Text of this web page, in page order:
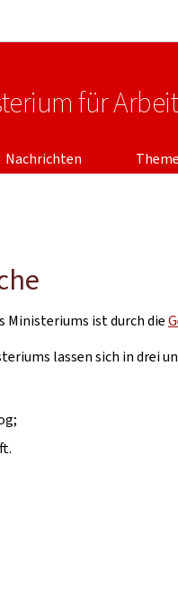
für Arbeit
Nachrichten
Ministeriums ist durch die
lassen sich in drei